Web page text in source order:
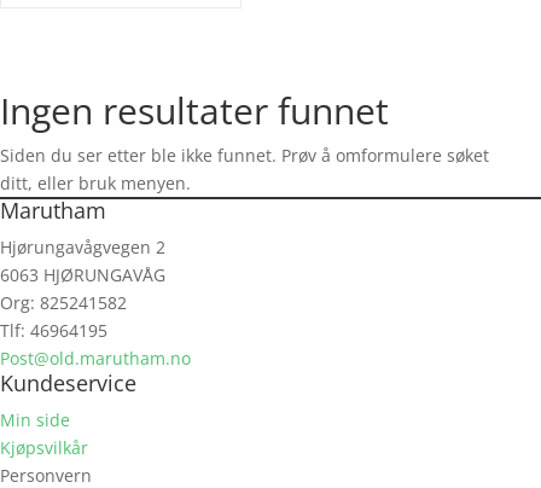
Ingen resultater funnet
Siden du ser etter ble ikke funnet. Prøv å omformulere søket
ditt, eller bruk menyen.
Marutham
Hjørungavågvegen 2
6063 HJØRUNGAVÅG
Org: 825241582
Tlf: 46964195
Post@old.marutham.no
Kundeservice
Min side
Kjøpsvilkår
Personvern